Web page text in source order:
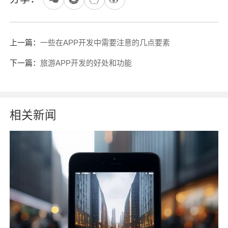
上一篇： 一些在APP开发中需要注意的几点要素
下一篇： 旅游APP开发的好处和功能
相关新闻